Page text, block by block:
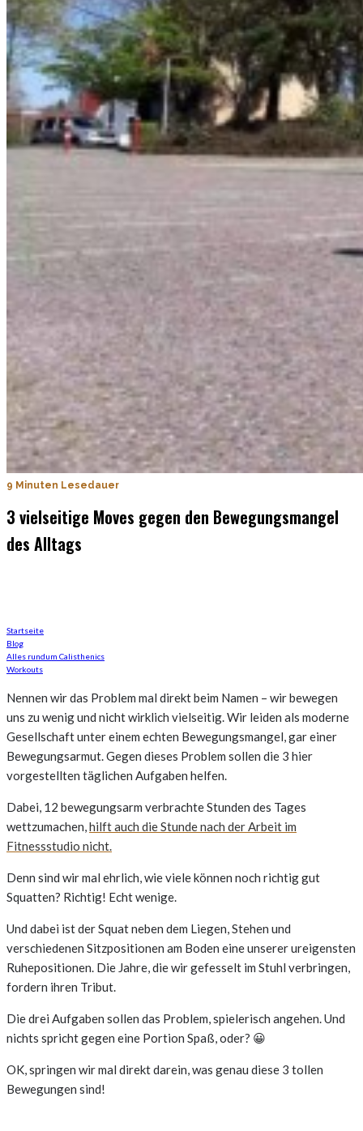
9 Minuten Lesedauer
3 vielseitige Moves gegen den Bewegungsmangel
des Alltags
Startseite
Blog
Alles rundum Calisthenics
Workouts
Nennen wir das Problem mal direkt beim Namen – wir bewegen
uns zu wenig und nicht wirklich vielseitig. Wir leiden als moderne
Gesellschaft unter einem echten Bewegungsmangel, gar einer
Bewegungsarmut. Gegen dieses Problem sollen die 3 hier
vorgestellten täglichen Aufgaben helfen.
Dabei, 12 bewegungsarm verbrachte Stunden des Tages
wettzumachen,hilft auch die Stunde nach der Arbeit im
Fitnessstudio nicht.
Denn sind wir mal ehrlich, wie viele können noch richtig gut
Squatten? Richtig! Echt wenige.
Und dabei ist der Squat neben dem Liegen, Stehen und
verschiedenen Sitzpositionen am Boden eine unserer ureigensten
Ruhepositionen. Die Jahre, die wir gefesselt im Stuhl verbringen,
fordern ihren Tribut.
Die drei Aufgaben sollen das Problem, spielerisch angehen. Und
nichts spricht gegen eine Portion Spaß, oder? 😀
OK, springen wir mal direkt darein, was genau diese 3 tollen
Bewegungen sind!